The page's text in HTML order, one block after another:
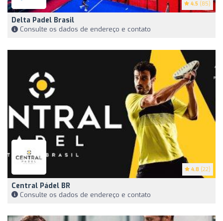
4.5 (85)
Delta Padel Brasil
Consulte os dados de endereço e contato
4.8 (22)
Central Pádel BR
Consulte os dados de endereço e contato